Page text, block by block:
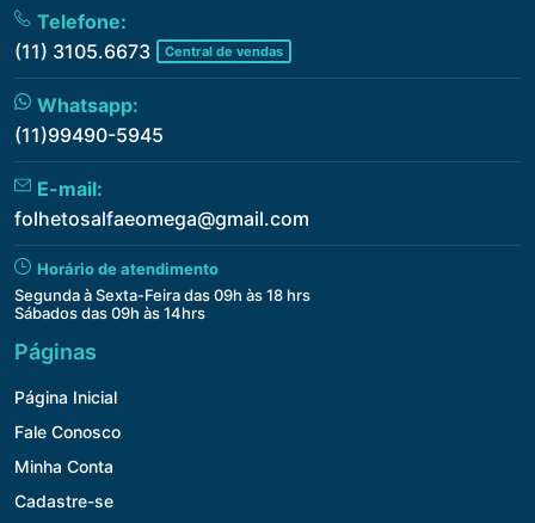
Telefone:
(11) 3105.6673
Central de vendas
Whatsapp:
(11)99490-5945
E-mail:
folhetosalfaeomega@gmail.com
Horário de atendimento
Segunda à Sexta-Feira das 09h às 18 hrs
Sábados das 09h às 14hrs
Páginas
Página Inicial
Fale Conosco
Minha Conta
Cadastre-se